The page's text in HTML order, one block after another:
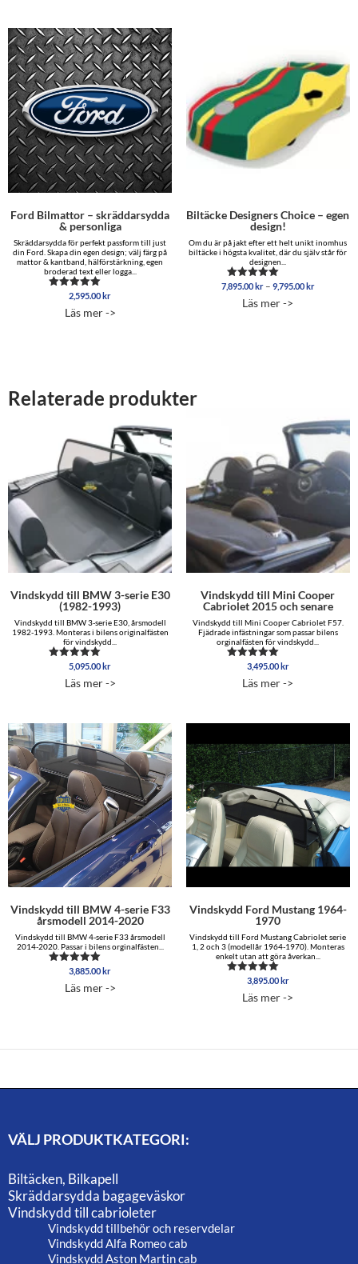
Ford Bilmattor – skräddarsydda
& personliga
Skräddarsydda för perfekt passform till just
din Ford. Skapa din egen design; välj färg på
mattor & kantband, hälförstärkning, egen
broderad text eller logga...
Betygsatt
av 5
2,595.00kr
Läs mer ->
Biltäcke Designers Choice – egen
design!
Om du är på jakt efter ett helt unikt inomhus
biltäcke i högsta kvalitet, där du själv står för
designen...
Betygsatt
av 5
7,895.00kr – 9,795.00kr
Läs mer ->
Relaterade produkter
Vindskydd till BMW 3-serie E30
(1982-1993)
Vindskydd till BMW 3-serie E30, årsmodell
1982-1993. Monteras i bilens originalfästen
för vindskydd...
Betygsatt
av 5
5,095.00kr
Läs mer ->
Vindskydd till Mini Cooper
Cabriolet 2015 och senare
Vindskydd till Mini Cooper Cabriolet F57.
Fjädrade infästningar som passar bilens
orginalfästen för vindskydd...
Betygsatt
av 5
3,495.00kr
Läs mer ->
Vindskydd till BMW 4-serie F33
årsmodell 2014-2020
Vindskydd till BMW 4-serie F33 årsmodell
2014-2020. Passar i bilens orginalfästen...
Betygsatt
av 5
3,885.00 kr
Läs mer ->
Vindskydd Ford Mustang 1964-
1970
Vindskydd till Ford Mustang Cabriolet serie
1, 2 och 3 (modellår 1964-1970). Monteras
enkelt utan att göra åverkan...
Betygsatt
av 5
3,895.00 kr
Läs mer ->
VÄLJ PRODUKTKATEGORI:
Biltäcken, Bilkapell
Skräddarsydda bagageväskor
Vindskydd till cabrioleter
Vindskydd tillbehör och reservdelar
Vindskydd Alfa Romeo cab
Vindskydd Aston Martin cab